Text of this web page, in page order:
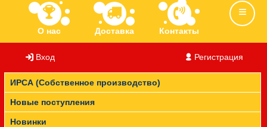
О нас Доставка Контакты
Ассортимент Бренды Вакансии
Прайс-лист
Вход Регистрация
ИРСА (Собственное производство)
Новые поступления
Новинки